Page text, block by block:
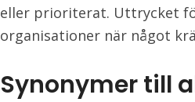
eller prioriterat. Uttrycket
organisationer när något
Synonymer till